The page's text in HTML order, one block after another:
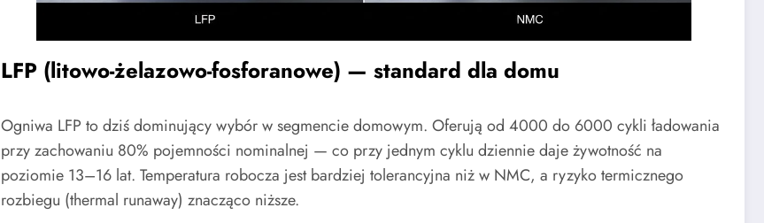
LFP (litowo-żelazowo-fosforanowe) — standard dla domu
Ogniwa LFP to dziś dominujący wybór w segmencie domowym. Oferują od 4000 do 6000 cykli ładowania
przy zachowaniu 80% pojemności nominalnej — co przy jednym cyklu dziennie daje żywotność na
poziomie 13–16 lat. Temperatura robocza jest bardziej tolerancyjna niż w NMC, a ryzyko termicznego
rozbiegu (thermal runaway) znacząco niższe.